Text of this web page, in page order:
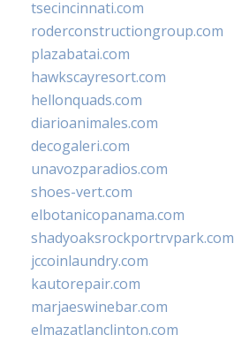
tsecincinnati.com
roderconstructiongroup.com
plazabatai.com
hawkscayresort.com
hellonquads.com
diarioanimales.com
decogaleri.com
unavozparadios.com
shoes-vert.com
elbotanicopanama.com
shadyoaksrockportrvpark.com
jccoinlaundry.com
kautorepair.com
marjaeswinebar.com
elmazatlanclinton.com